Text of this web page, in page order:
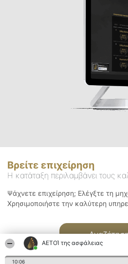
ΑΕΤΟΊ της ασφάλειας
10:06
Βρείτε επιχείρηση
Η κατάταξη περιλαμβάνει τους
Ψάχνετε επιχείρηση; Ελέγξτε τη
Χρησιμοποιήστε την καλύτερη